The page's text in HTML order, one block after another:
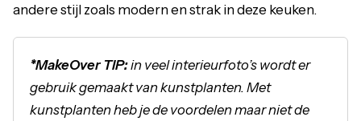
andere stijl zoals modern en strak in deze keuken.
*MakeOver TIP:in veel interieurfoto’s wordt er
gebruik gemaakt van kunstplanten. Met
kunstplanten heb je de voordelen maar niet de